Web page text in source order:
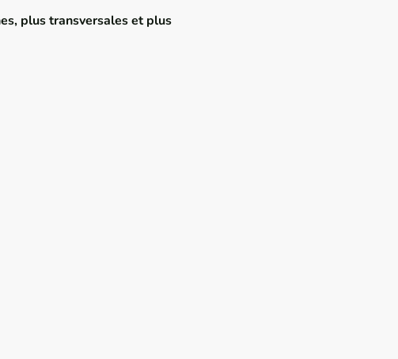
plus transversales et plus